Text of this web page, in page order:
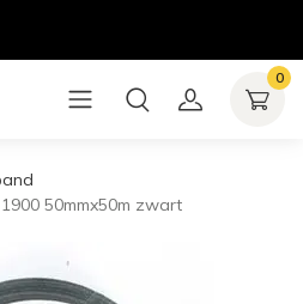
0
50mmx50m zwart